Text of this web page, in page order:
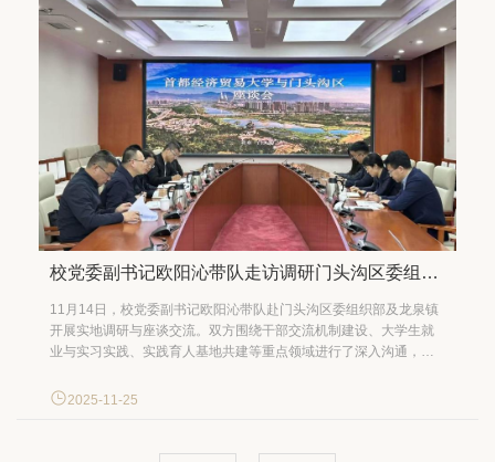
校党委副书记欧阳沁带队走访调研门头沟区委组织部及龙泉镇
11月14日，校党委副书记欧阳沁带队赴门头沟区委组织部及龙泉镇
开展实地调研与座谈交流。双方围绕干部交流机制建设、大学生就
业与实习实践、实践育人基地共建等重点领域进行了深入沟通，在
成果，为下一阶段协同推进人才培养、社会服务和区域发展奠定了
2025-11-25